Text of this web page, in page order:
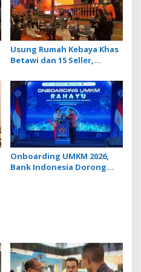
Usung Rumah Kebaya Khas
Betawi dan 15 Seller,
Kota Global Berbasis
Budaya di BBTF 2026
Onboarding UMKM 2026,
Bank Indonesia Dorong